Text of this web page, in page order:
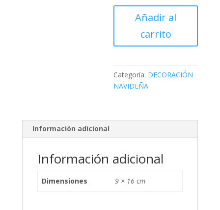
MARZAPONE
Añadir al
carrito
Categoría: DECORACIÓN
NAVIDEÑA
Información adicional
Información adicional
Dimensiones 9 × 16 cm